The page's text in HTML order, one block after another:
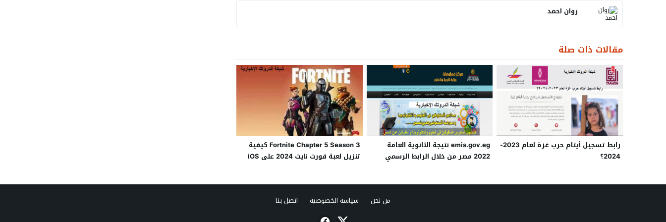
روان احمد
مقالات ذات صلة
رابط تسجيل أيتام حرب غزة لعام 2023-
2024؟
emis.gov.eg نتيجة الثانوية العامة
2022 مصر من خلال الرابط الرسمي
Fortnite Chapter 5 Season 3 كيفية
تنزيل لعبة فورت نايت 2024 على iOS
من نحن سياسة الخصوصية اتصل بنا